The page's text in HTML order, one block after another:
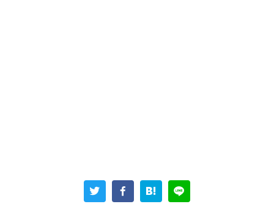
新しいアイディアなどが生まれる」が40.4％だった。「外